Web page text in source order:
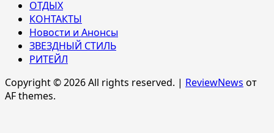
ОТДЫХ
КОНТАКТЫ
Новости и Анонсы
ЗВЕЗДНЫЙ СТИЛЬ
РИТЕЙЛ
Copyright © 2026 All rights reserved. | ReviewNews от
AF themes.